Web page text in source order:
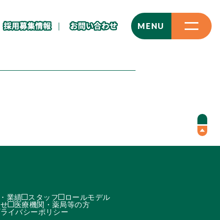
MENU
CLOSE
業績 スタッフ
ロールモデル
医療機関・薬局等の方
イバシーポリシー